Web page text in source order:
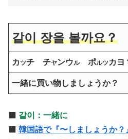
같이 장을 볼까요？
カツチ チヤンウルポルツカヨ
一緒に買い物しましょうか？
같이：一緒に
韓国語で『〜しましょうか